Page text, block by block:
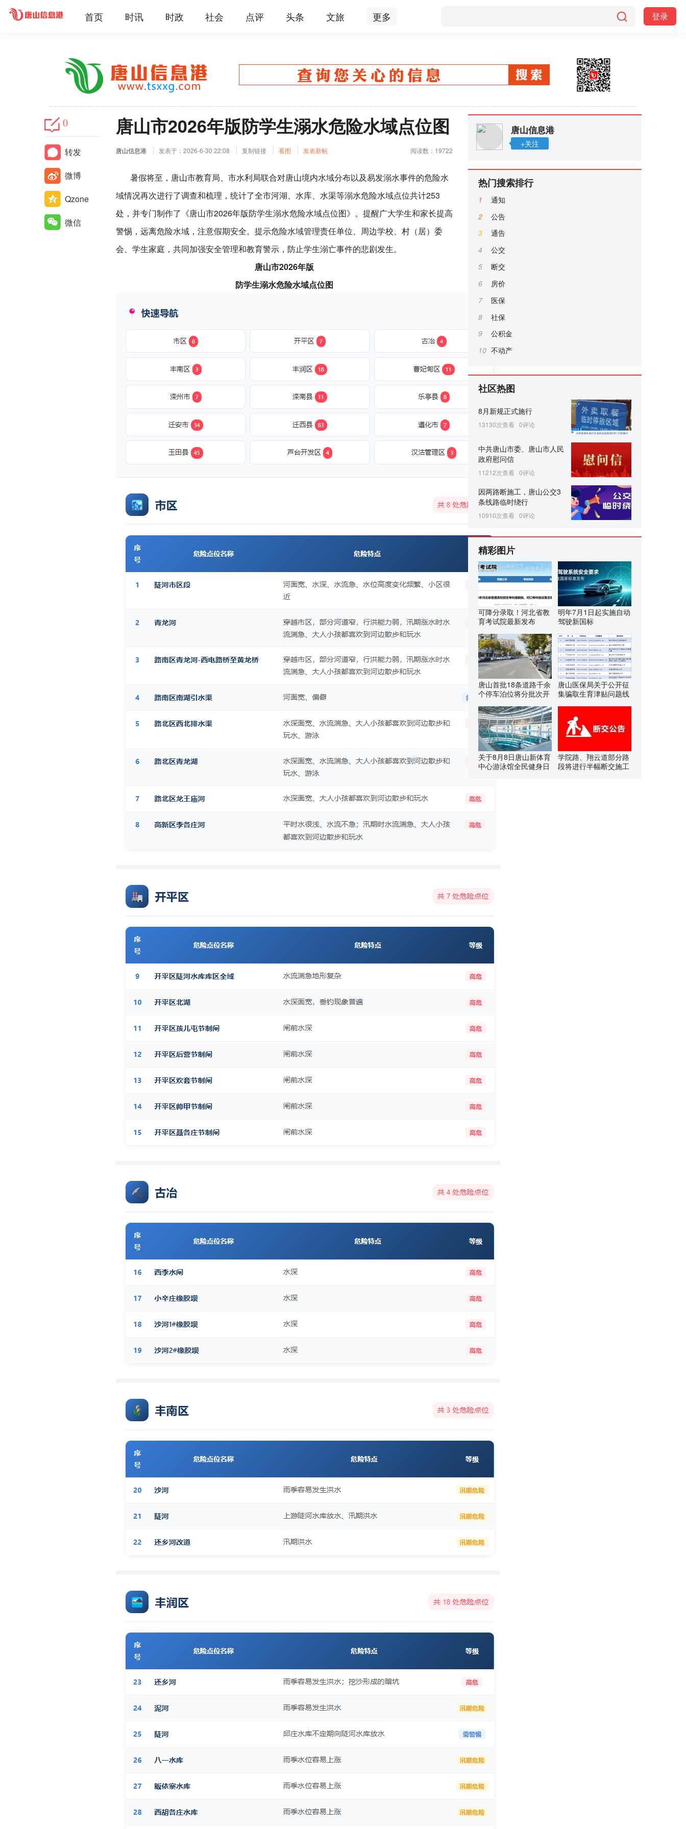
首页 时讯 时政 社会 点评 头条 文旅 更多 登录
0
转发
微博
Qzone
微信
唐山市2026年版防学生溺水危险水域点位图
唐山信息港 发表于：2026-6-30 22:08 复制链接 看图 发表新帖 阅读数：19722
暑假将至，唐山市教育局、市水利局联合对唐山境内水域分布以及易发溺水事件的危险水
域情况再次进行了调查和梳理，统计了全市河湖、水库、水渠等溺水危险水域点位共计253
处，并专门制作了《唐山市2026年版防学生溺水危险水域点位图》。提醒广大学生和家长提高
警惕，远离危险水域，注意假期安全。提示危险水域管理责任单位、周边学校、村（居）委
会、学生家庭，共同加强安全管理和教育警示，防止学生溺亡事件的悲剧发生。
唐山市2026年版
防学生溺水危险水域点位图
唐山信息港
+关注
热门搜索排行
1
通知
2
公告
3
通告
4
公交
5
断交
6
房价
7
医保
8
社保
9
公积金
10 不动产
社区热图
8月新规正式施行
13130次查看 0评论
中共唐山市委、唐山市人民
政府慰问信
11212次查看 0评论
因两路断施工，唐山公交3
条线路临时绕行
10910次查看 0评论
精彩图片
可降分录取！河北省教
育考试院最新发布
明年7月1日起实施自动
驾驶新国标
唐山首批18条道路千余
个停车泊位将分批次开
唐山医保局关于公开征
集骗取生育津贴问题线
关于8月8日唐山新体育
中心游泳馆全民健身日
学院路、翔云道部分路
段将进行半幅断交施工